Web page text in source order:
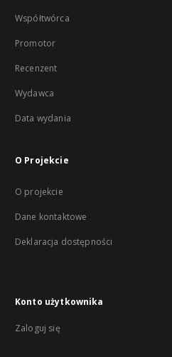
Współtwórca
Promotor
Recenzent
Wydawca
Data wydania
O Projekcie
O projekcie
Dane kontaktowe
Deklaracja dostępności
Konto użytkownika
Zaloguj się